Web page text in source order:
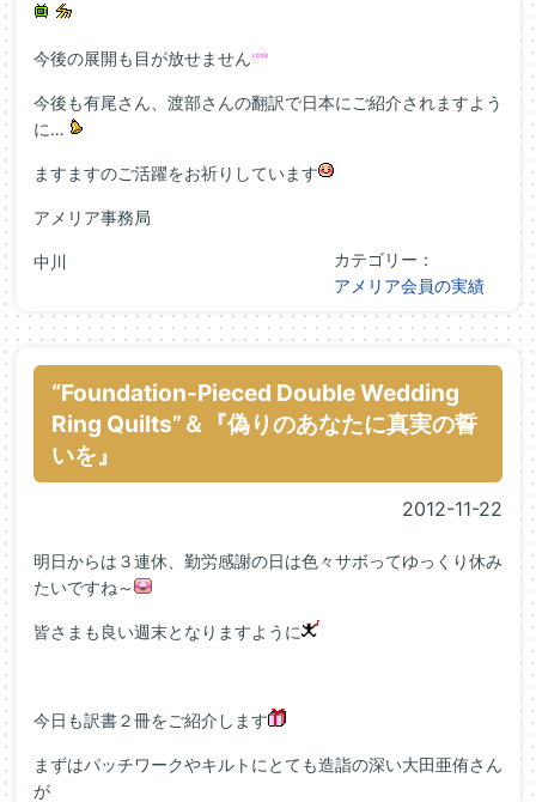
今後の展開も目が放せません
今後も有尾さん、渡部さんの翻訳で日本にご紹介されますよう
に…
ますますのご活躍をお祈りしています
アメリア事務局
中川
カテゴリー：
アメリア会員の実績
“Foundation-Pieced Double Wedding
Ring Quilts”＆『偽りのあなたに真実の誓
いを』
2012-11-22
明日からは３連休、勤労感謝の日は色々サボってゆっくり休み
たいですね～
皆さまも良い週末となりますように
今日も訳書２冊をご紹介します
まずはパッチワークやキルトにとても造詣の深い大田亜侑さん
が